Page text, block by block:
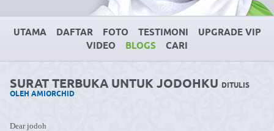
UTAMA DAFTAR FOTO TESTIMONI
UPGRADE VIP
VIDEO
BLOGS CARI
SURAT TERBUKA UNTUK JODOHKU DITULIS
OLEH AMIORCHID
Dear jodoh